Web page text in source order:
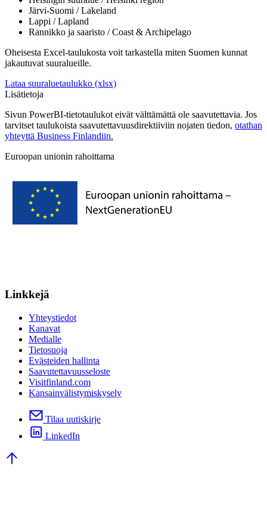
Järvi-Suomi / Lakeland
Lappi / Lapland
Rannikko ja saaristo / Coast & Archipelago
Oheisesta Excel-taulukosta voit tarkastella miten Suomen kunnat
jakautuvat suuralueille.
Lataa suuraluetaulukko (xlsx)
Lisätietoja
Sivun PowerBI-tietotaulukot eivät välttämättä ole saavutettavia. Jos
tarvitset taulukoista saavutettavuusdirektiiviin nojaten tiedon, otathan
yhteyttä Business Finlandiin.
Euroopan unionin rahoittama
Linkkejä
Yhteystiedot
Kanavat
Medialle
Tietosuoja
Evästeiden hallinta
Saavutettavuusseloste
Visitfinland.com
Kansainvälistymiskysely
Tilaa uutiskirje
LinkedIn